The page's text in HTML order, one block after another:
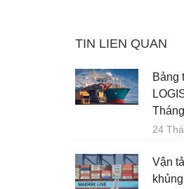
TIN LIÊN QUAN
Bảng
24
Vận